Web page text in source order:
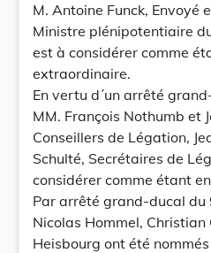
M. Antoine Funck, Envoyé
Ministre plénipotentiaire
est à considérer comme
extraordinaire.
En vertu d´un arrêté
MM. François Nothumb et
Conseillers de Légation,
Schulté, Secrétaires de
considérer comme étant
Par arrêté grand-ducal du
Nicolas Hommel, Christian
Heisbourg ont été